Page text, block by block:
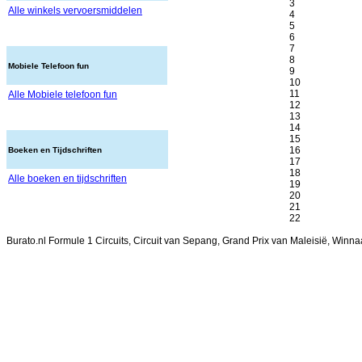
Alle winkels vervoersmiddelen
Mobiele Telefoon fun
Alle Mobiele telefoon fun
Boeken en Tijdschriften
Alle boeken en tijdschriften
3
4
5
6
7
8
9
10
11
12
13
14
15
16
17
18
19
20
21
22
Burato.nl Formule 1 Circuits, Circuit van Sepang, Grand Prix van Maleisië,